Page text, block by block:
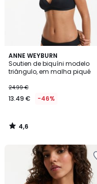
ANNE WEYBURN
Soutien de biquíni modelo
triângulo, em malha piqué
24.99 €
13.49 € -46%
4,6
/ 5
4,6
/